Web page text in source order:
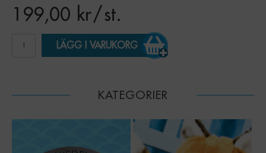
199,00 kr/ st.
LÄGG I VARUKORG
KATEGORIER